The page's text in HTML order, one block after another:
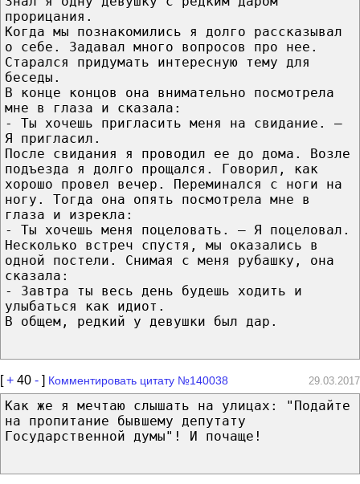
прорицания.
Когда мы познакомились я долго рассказывал
о себе. Задавал много вопросов про нее.
Старался придумать интересную тему для
беседы.
В конце концов она внимательно посмотрела
мне в глаза и сказала:
- Ты хочешь пригласить меня на свидание. –
Я пригласил.
После свидания я проводил ее до дома. Возле
подъезда я долго прощался. Говорил, как
хорошо провел вечер. Переминался с ноги на
ногу. Тогда она опять посмотрела мне в
глаза и изрекла:
- Ты хочешь меня поцеловать. – Я поцеловал.
Несколько встреч спустя, мы оказались в
одной постели. Снимая с меня рубашку, она
сказала:
- Завтра ты весь день будешь ходить и
улыбаться как идиот.
В общем, редкий у девушки был дар.
[+ 40 - ] Комментировать цитату №140038 29.03.2017
Как же я мечтаю слышать на улицах: "Подайте
на пропитание бывшему депутату
Государственной думы"! И почаще!